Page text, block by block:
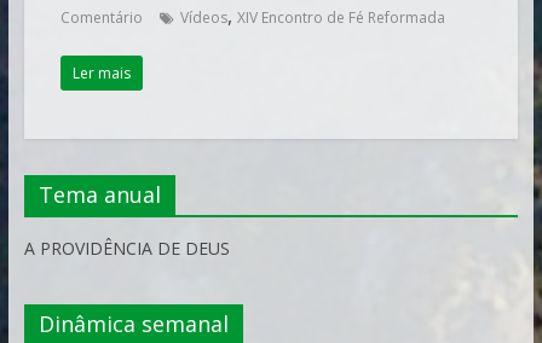
Comentário
Vídeos, XIV Encontro de Fé Reformada
Ler mais
Tema anual
A PROVIDÊNCIA DE DEUS
Dinâmica semanal